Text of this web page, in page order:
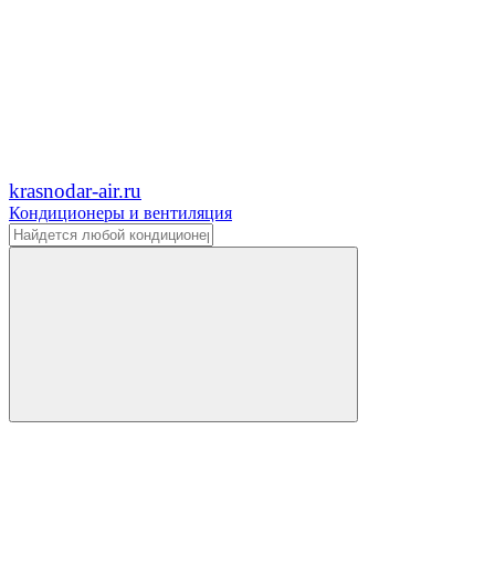
krasnodar-air.ru
Кондиционеры и вентиляция